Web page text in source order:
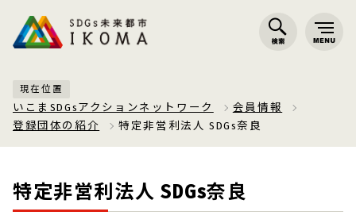
現在位置
いこまSDGsアクションネットワーク
会員情報
登録団体の紹介
特定非営利法人 SDGs奈良
特定非営利法人 SDGs奈良